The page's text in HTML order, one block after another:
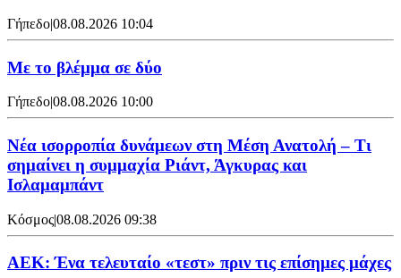
Γήπεδο|08.08.2026 10:04
Με το βλέμμα σε δύο
Γήπεδο|08.08.2026 10:00
Νέα ισορροπία δυνάμεων στη Μέση Ανατολή – Τι
σημαίνει η συμμαχία Ριάντ, Άγκυρας και
Ισλαμαμπάντ
Κόσμος|08.08.2026 09:38
ΑΕΚ: Ένα τελευταίο «τεστ» πριν τις επίσημες μάχες